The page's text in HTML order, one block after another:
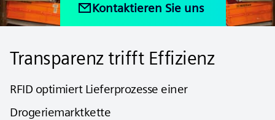
Kontaktieren Sie uns
Transparenz trifft Effizienz
RFID optimiert Lieferprozesse einer
Drogeriemarktkette